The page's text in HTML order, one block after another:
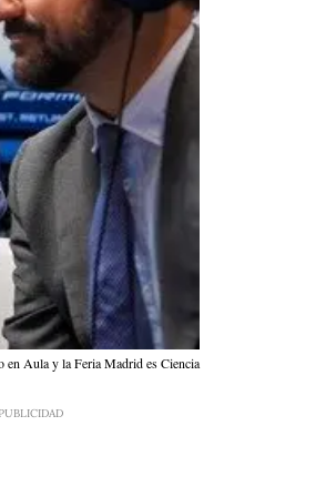
en Aula y la Feria Madrid es Ciencia